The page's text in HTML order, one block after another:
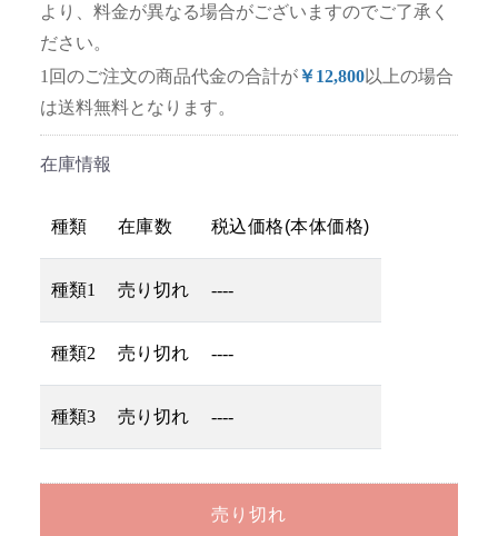
より、料金が異なる場合がございますのでご了承く
ださい。
1回のご注文の商品代金の合計が￥12,800以上の場合
は送料無料となります。
在庫情報
種類 在庫数 税込価格(本体価格)
種類1 売り切れ ----
種類2 売り切れ ----
種類3 売り切れ ----
売り切れ